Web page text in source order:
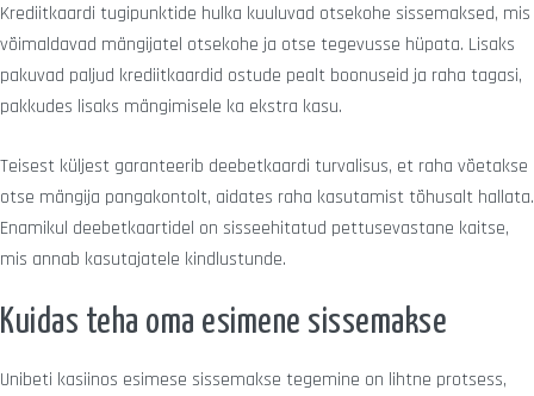
Krediitkaardi tugipunktide hulka kuuluvad otsekohe sissemaksed, mis
võimaldavad mängijatel otsekohe ja otse tegevusse hüpata. Lisaks
pakuvad paljud krediitkaardid ostude pealt boonuseid ja raha tagasi,
pakkudes lisaks mängimisele ka ekstra kasu.
Teisest küljest garanteerib deebetkaardi turvalisus, et raha võetakse
otse mängija pangakontolt, aidates raha kasutamist tõhusalt hallata.
Enamikul deebetkaartidel on sisseehitatud pettusevastane kaitse,
mis annab kasutajatele kindlustunde.
Kuidas teha oma esimene sissemakse
Unibeti kasiinos esimese sissemakse tegemine on lihtne protsess,